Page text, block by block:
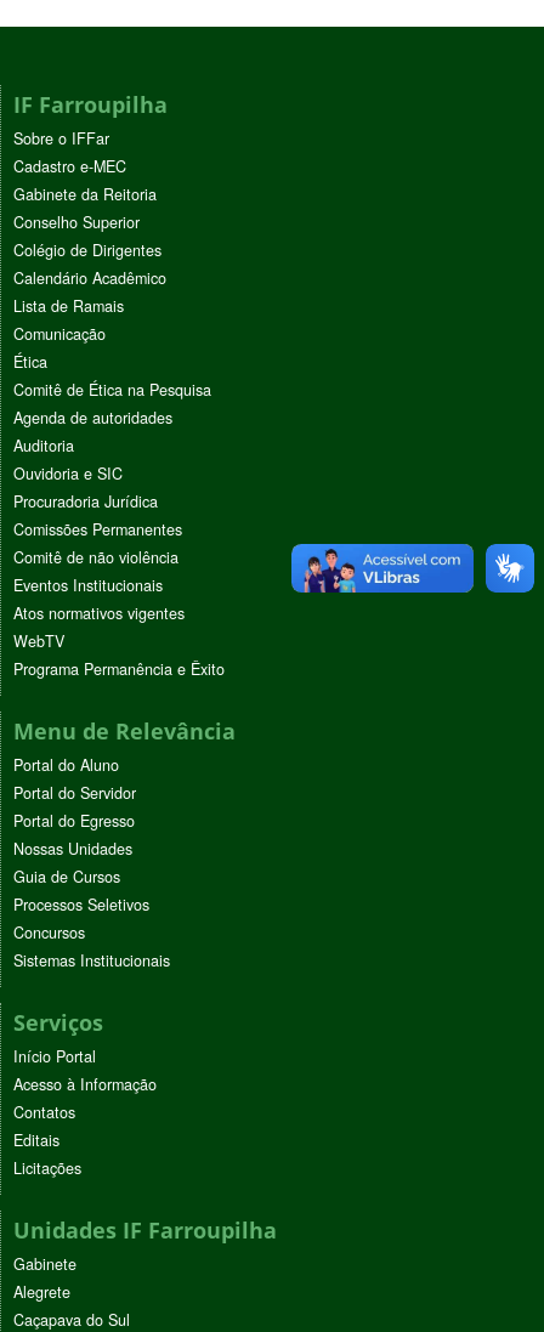
IF Farroupilha
Sobre o IFFar
Cadastro e-MEC
Gabinete da Reitoria
Conselho Superior
Colégio de Dirigentes
Calendário Acadêmico
Lista de Ramais
Comunicação
Ética
Comitê de Ética na Pesquisa
Agenda de autoridades
Auditoria
Ouvidoria e SIC
Procuradoria Jurídica
Comissões Permanentes
Comitê de não violência
Eventos Institucionais
Atos normativos vigentes
WebTV
Programa Permanência e Êxito
Menu de Relevância
Portal do Aluno
Portal do Servidor
Portal do Egresso
Nossas Unidades
Guia de Cursos
Processos Seletivos
Concursos
Sistemas Institucionais
Serviços
Início Portal
Acesso à Informação
Contatos
Editais
Licitações
Unidades IF Farroupilha
Gabinete
Alegrete
Caçapava do Sul